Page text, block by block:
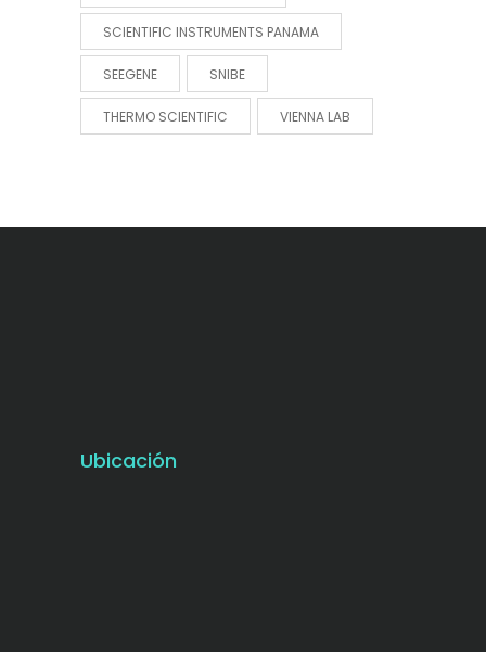
SCIENTIFIC INSTRUMENTS PANAMA
SEEGENE SNIBE
THERMO SCIENTIFIC VIENNA LAB
Ubicación